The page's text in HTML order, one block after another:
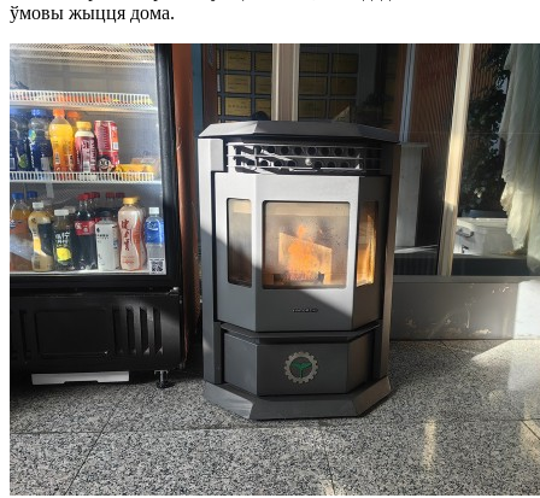
ўмовы жыцця дома.